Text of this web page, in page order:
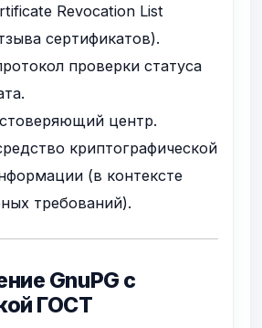
Revocation List
сертификатов).
проверки статуса
центр.
криптографической
(в контексте
требований).
GnuPG с
ГОСТ